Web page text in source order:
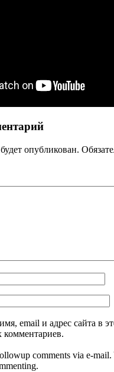
опубликован.
email и адрес сайта в
comments via e-mail.